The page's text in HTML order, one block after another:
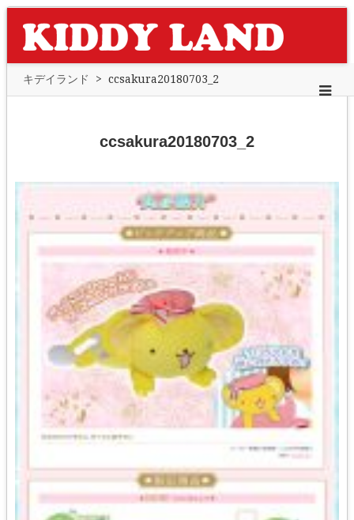
キデイランド > ccsakura20180703_2
ccsakura20180703_2